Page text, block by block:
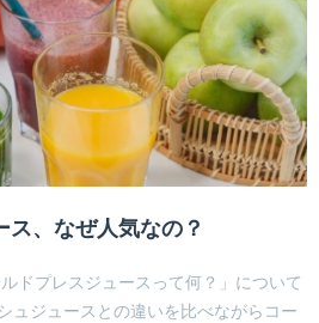
ス、なぜ人気なの？
ドプレスジュースって何？」について
ュジュースとの違いを比べながらコー